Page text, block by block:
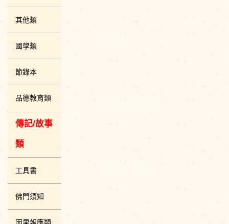
其他類
國學類
節錄本
品德教育類
傳記/故事
類
工具書
佛門須知